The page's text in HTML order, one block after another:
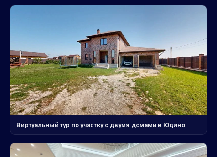
Виртуальный тур по участку с двумя домами в Юдино